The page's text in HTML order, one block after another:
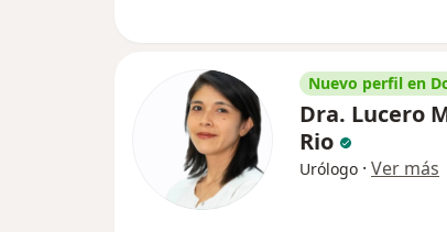
Nuevo perfil en
Dra. Lucero
Rio
Urólogo · Ver más